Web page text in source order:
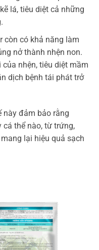
lá, tiêu diệt cả những
còn có khả năng làm
nở thành nhện non.
nhện, tiêu diệt mầm
dịch bệnh tái phát trở
này đảm bảo rằng
cá thể nào, từ trứng,
lại hiệu quả sạch